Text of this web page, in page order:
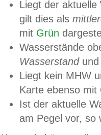
Liegt der
gilt dies als
mit Grün
Wasserstände
Wasserstandund
Liegt kein MHW
Karte ebenso mit
Ist der aktuelle
am Pegel vor,